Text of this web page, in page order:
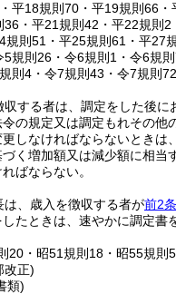
平18規則70・平19規則66・
36・平21規則42・平22規則2
規則51・平25規則61・平27
5規則26・令6規則1・令6規
則4・令7規則43・令7規則
収する者は、調定をした後に
の規定又は調定もれその他
しなければならないときは
く増加額又は減少額に相当
ばならない。
は、歳入を徴収する者が前2条
したときは、速やかに調定書
20・昭51規則18・昭55規則
改正)
類)